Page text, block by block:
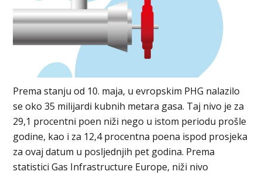
Prema stanju od 10. maja, u evropskim PHG nalazilo
se oko 35 milijardi kubnih metara gasa. Taj nivo je za
29,1 procentni poen niži nego u istom periodu prošle
godine, kao i za 12,4 procentna poena ispod prosjeka
za ovaj datum u posljednjih pet godina. Prema
statistici Gas Infrastructure Europe, niži nivo